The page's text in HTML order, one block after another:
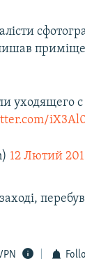
уходящего
12 Лютий